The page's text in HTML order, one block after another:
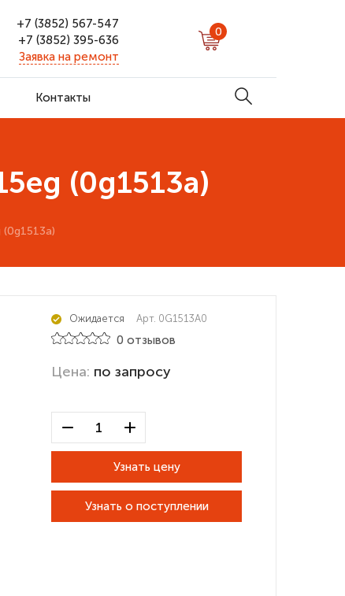
+7 (3852) 567-547
+7 (3852) 395-636
Заявка на ремонт
0
Контакты
(0g1513a)
Ожидается Арт. 0G1513A0
0 отзывов
Цена: по запросу
Узнать цену
Узнать о поступлении